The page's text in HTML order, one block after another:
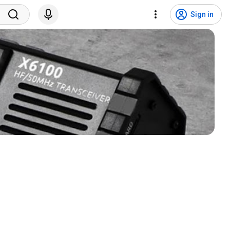
Sign in